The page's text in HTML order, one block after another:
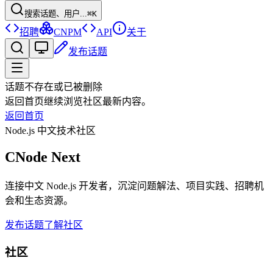
搜索话题、用户...⌘K
招聘 CNPM API
关于
发布话题
话题不存在或已被删除
返回首页继续浏览社区最新内容。
返回首页
Node.js 中文技术社区
CNode Next
连接中文 Node.js 开发者，沉淀问题解法、项目实践、招聘机
会和生态资源。
发布话题了解社区
社区